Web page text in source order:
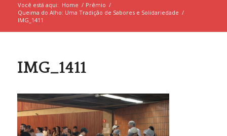
Você está aqui: Home / Prêmio /
Queima do Alho: Uma Tradição de Sabores e Solidariedade /
IMG_1411
IMG_1411